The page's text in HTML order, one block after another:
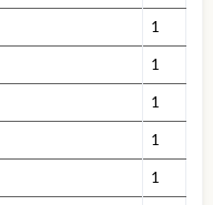
1
1
1
1
1